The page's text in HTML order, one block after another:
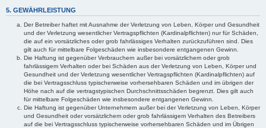
5. GEWÄHRLEISTUNG
Der Betreiber haftet mit Ausnahme der Verletzung von Leben, Körper und Gesundheit
und der Verletzung wesentlicher Vertragspflichten (Kardinalpflichten) nur für Schäden,
die auf ein vorsätzliches oder grob fahrlässiges Verhalten zurückzuführen sind. Dies
gilt auch für mittelbare Folgeschäden wie insbesondere entgangenen Gewinn.
Die Haftung ist gegenüber Verbrauchern außer bei vorsätzlichem oder grob
fahrlässigem Verhalten oder bei Schäden aus der Verletzung von Leben, Körper und
Gesundheit und der Verletzung wesentlicher Vertragspflichten (Kardinalpflichten) auf
die bei Vertragsschluss typischerweise vorhersehbaren Schäden und im übrigen der
Höhe nach auf die vertragstypischen Durchschnittsschäden begrenzt. Dies gilt auch
für mittelbare Folgeschäden wie insbesondere entgangenen Gewinn.
Die Haftung ist gegenüber Unternehmern außer bei der Verletzung von Leben, Körper
und Gesundheit oder vorsätzlichem oder grob fahrlässigem Verhalten des Betreibers
auf die bei Vertragsschluss typischerweise vorhersehbaren Schäden und im Übrigen